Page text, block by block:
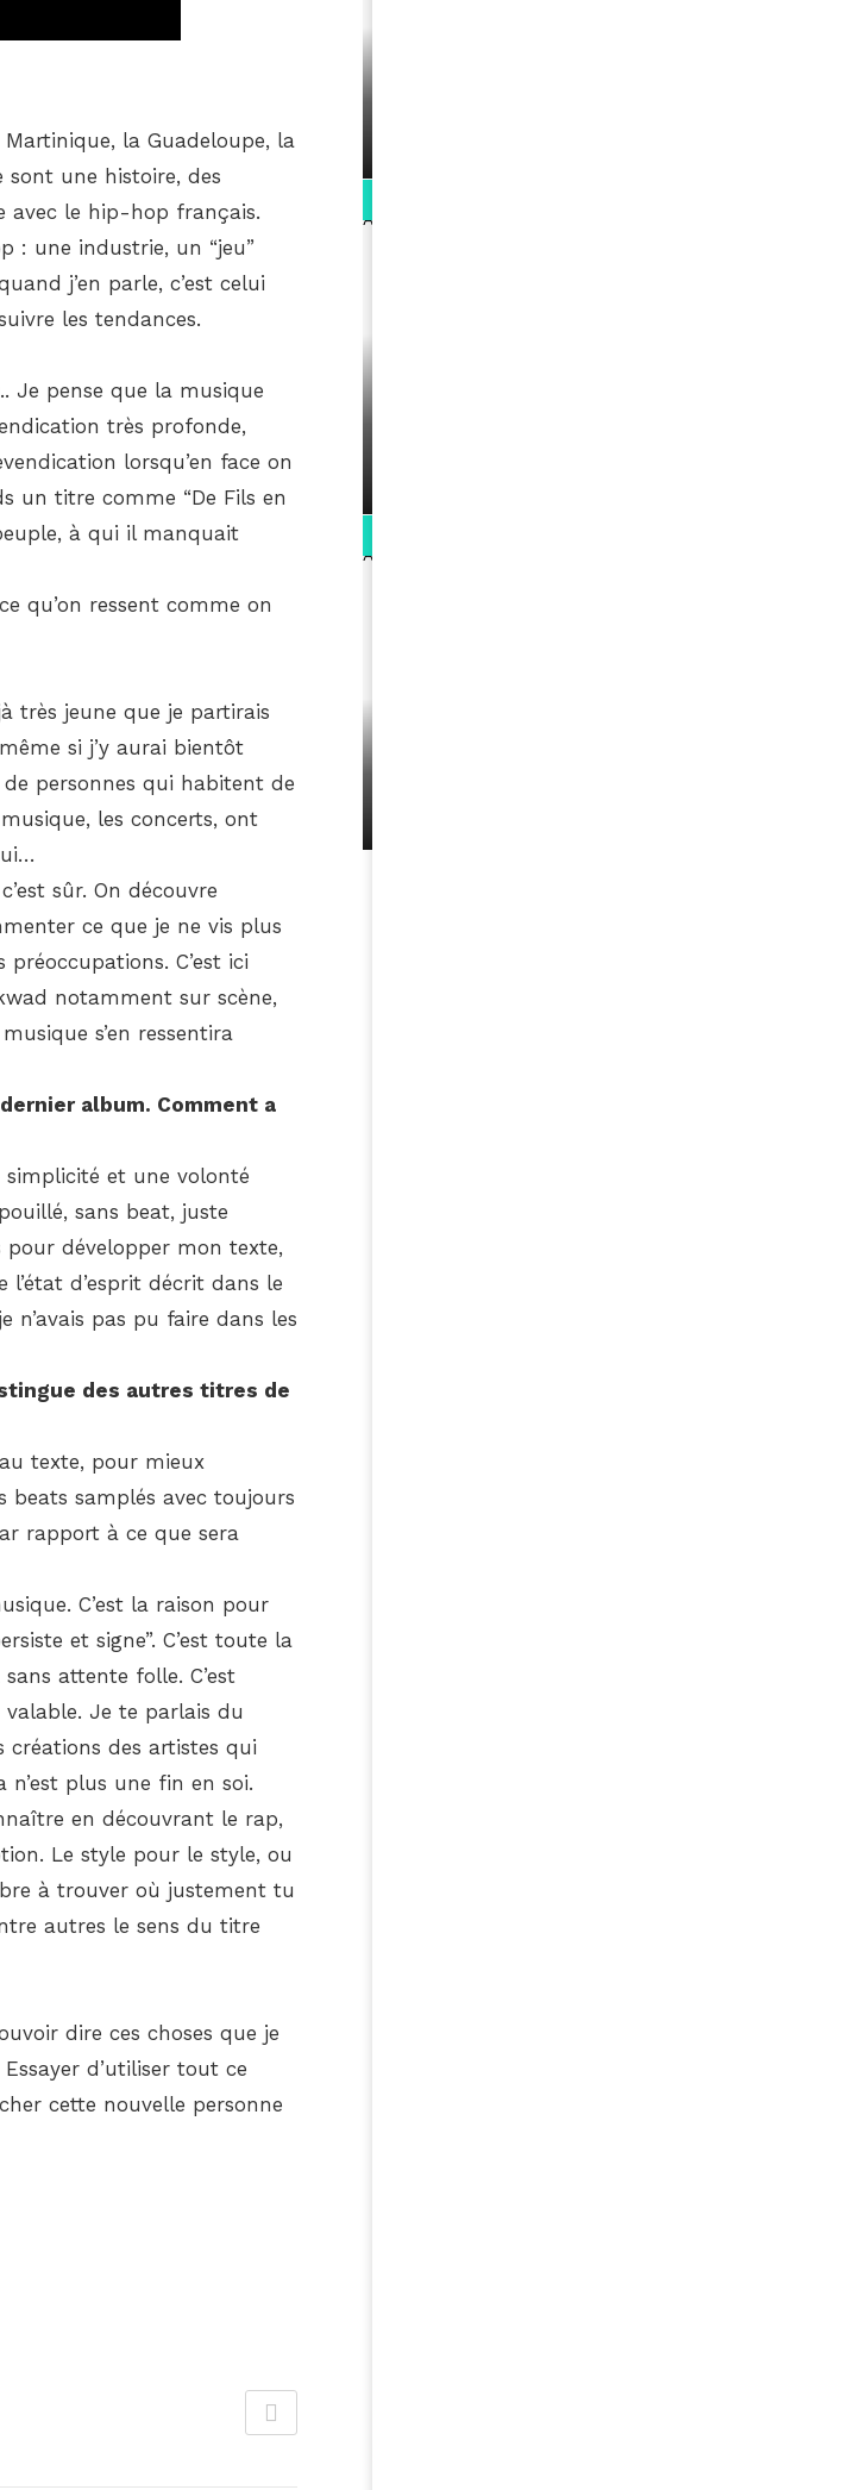
la Guadeloupe, la
sont une histoire, des
avec le hip-hop français.
: une industrie, un “jeu”
j’en parle, c’est celui
les tendances.
Je pense que la musique
très profonde,
lorsqu’en face on
un titre comme “De Fils en
à qui il manquait
qu’on ressent comme on
très jeune que je partirais
si j’y aurai bientôt
personnes qui habitent de
les concerts, ont
sûr. On découvre
ce que je ne vis plus
C’est ici
notamment sur scène,
s’en ressentira
album. Comment a
simplicité et une volonté
sans beat, juste
pour développer mon texte,
d’esprit décrit dans le
n’avais pas pu faire dans les
des autres titres de
texte, pour mieux
beats samplés avec toujours
rapport à ce que sera
C’est la raison pour
et signe”. C’est toute la
attente folle. C’est
valable. Je te parlais du
créations des artistes qui
plus une fin en soi.
en découvrant le rap,
Le style pour le style, ou
à trouver où justement tu
autres le sens du titre
dire ces choses que je
d’utiliser tout ce
cette nouvelle personne